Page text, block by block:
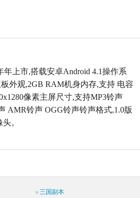
年上市,搭载安卓Android 4.1操作系
外观,2GB RAM机身内存,支持 电容
像素主屏尺寸,支持MP3铃声
AMR铃声 OGG铃声铃声格式,1.0版
。
三国副本